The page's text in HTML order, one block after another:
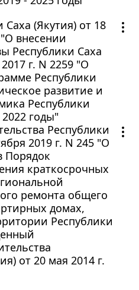
Саха (Якутия) от 18
"О внесении
Республики Саха
г. N 2259 "О
Республики
развитие и
Республики
2022 годы"
Республики
2019 г. N 245 "О
Порядок
краткосрочных
ремонта общего
домах,
Республики
от 20 мая 2014 г.